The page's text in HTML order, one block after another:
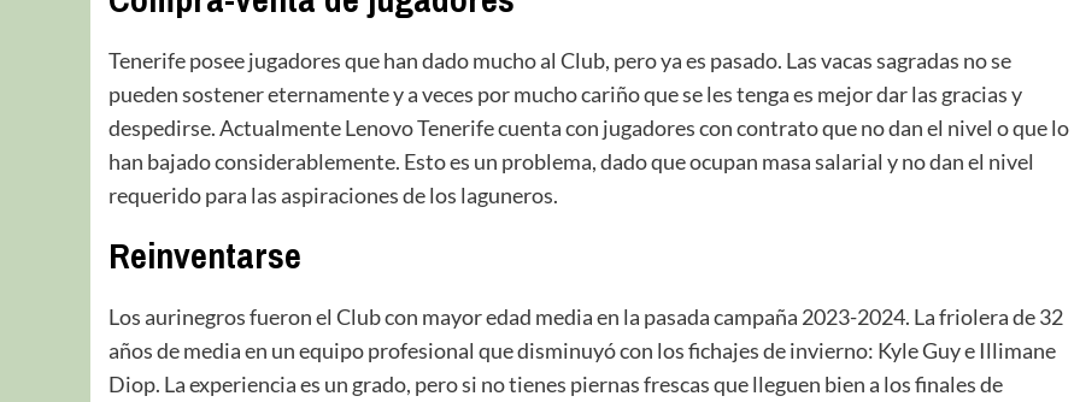
Tenerife posee jugadores que han dado mucho al Club, pero ya es pasado. Las vacas sagradas no se
pueden sostener eternamente y a veces por mucho cariño que se les tenga es mejor dar las gracias y
despedirse. Actualmente Lenovo Tenerife cuenta con jugadores con contrato que no dan el nivel o que lo
han bajado considerablemente. Esto es un problema, dado que ocupan masa salarial y no dan el nivel
requerido para las aspiraciones de los laguneros.
Reinventarse
Los aurinegros fueron el Club con mayor edad media en la pasada campaña 2023-2024. La friolera de 32
años de media en un equipo profesional que disminuyó con los fichajes de invierno: Kyle Guy e Illimane
Diop. La experiencia es un grado, pero si no tienes piernas frescas que lleguen bien a los finales de